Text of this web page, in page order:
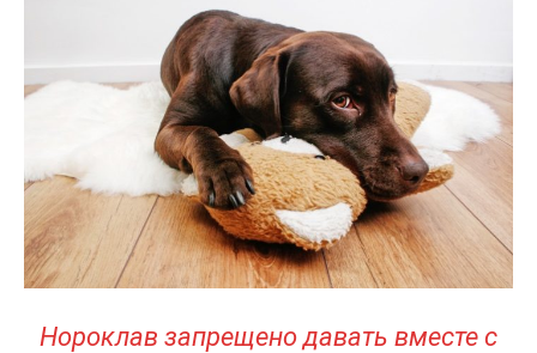
Нороклав запрещено давать вместе с